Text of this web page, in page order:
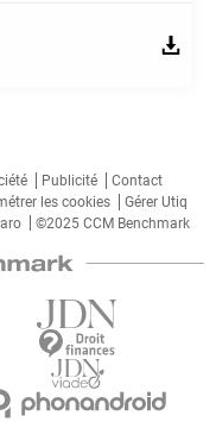
Publicité
Contact
les cookies
Gérer Utiq
©2025 CCM Benchmark